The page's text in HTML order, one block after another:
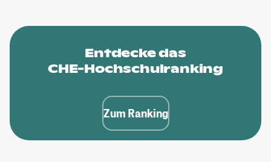
Entdecke das
CHE-Hochschulranking
Zum Ranking